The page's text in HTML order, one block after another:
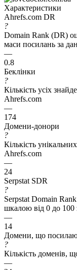
Характеристики
Ahrefs.com DR
?
Domain Rank (DR)
маси посилань за
—
0.8
Беклінки
?
Кількість усіх
Ahrefs.com
—
174
Домени-донори
?
Кількість
Ahrefs.com
—
24
Serpstat SDR
?
Serpstat Domain
шкалою від 0 до 100
—
14
Домени, що
?
Кількість доменів,
—